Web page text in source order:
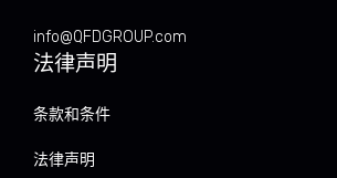
info@QFDGROUP.com
法律声明
条款和条件
法律声明